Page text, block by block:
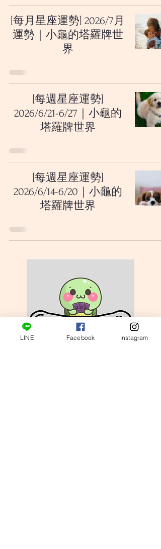
[每月星座運勢] 2026/7月
運勢｜小龜的塔羅牌世
界
[每週星座運勢]
2026/6/21-6/27｜小龜的
塔羅牌世界
[每週星座運勢]
2026/6/14-6/20｜小龜的
塔羅牌世界
LINE Facebook Instagram